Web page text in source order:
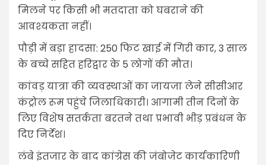
मिलने पर किसी भी मतदाता को घबराने की
आवश्यकता नहीं।
पौड़ी में बड़ा हादसा: 250 फिट खाई में गिरी कार, 3 साल
के बच्चे सहित हरिद्वार के 5 लोगों की मौत।
कांवड़ यात्रा की व्यवस्थाओं का जायजा लेने सीसीआर
कंट्रोल रूम पहुंचे जिलाधिकारी। आगामी तीन दिनों के
लिए विशेष सतर्कता बरतने तथा प्रभावी भीड़ प्रबंधन के
दिए निर्देश।
लंबे इंतजार के बाद कांग्रेस की जंबोजेट कार्यकारिणी